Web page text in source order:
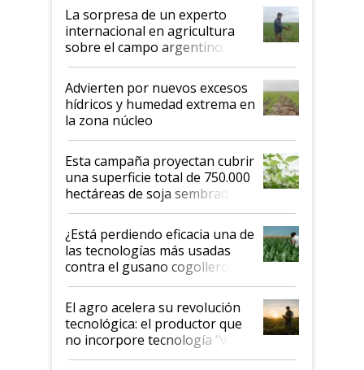
La sorpresa de un experto
internacional en agricultura
sobre el campo argentino:
"Estoy muy impresionado"
Advierten por nuevos excesos
hídricos y humedad extrema en
la zona núcleo
Esta campaña proyectan cubrir
una superficie total de 750.000
hectáreas de soja sembradas
con una nueva generación de
variedades que marcan un
salto tecnológico en genética y
rendimiento
¿Está perdiendo eficacia una de
las tecnologías más usadas
contra el gusano cogollero? El
desafío de una tecnología clave
El agro acelera su revolución
tecnológica: el productor que
no incorpore tecnología "va a
perder el tren"